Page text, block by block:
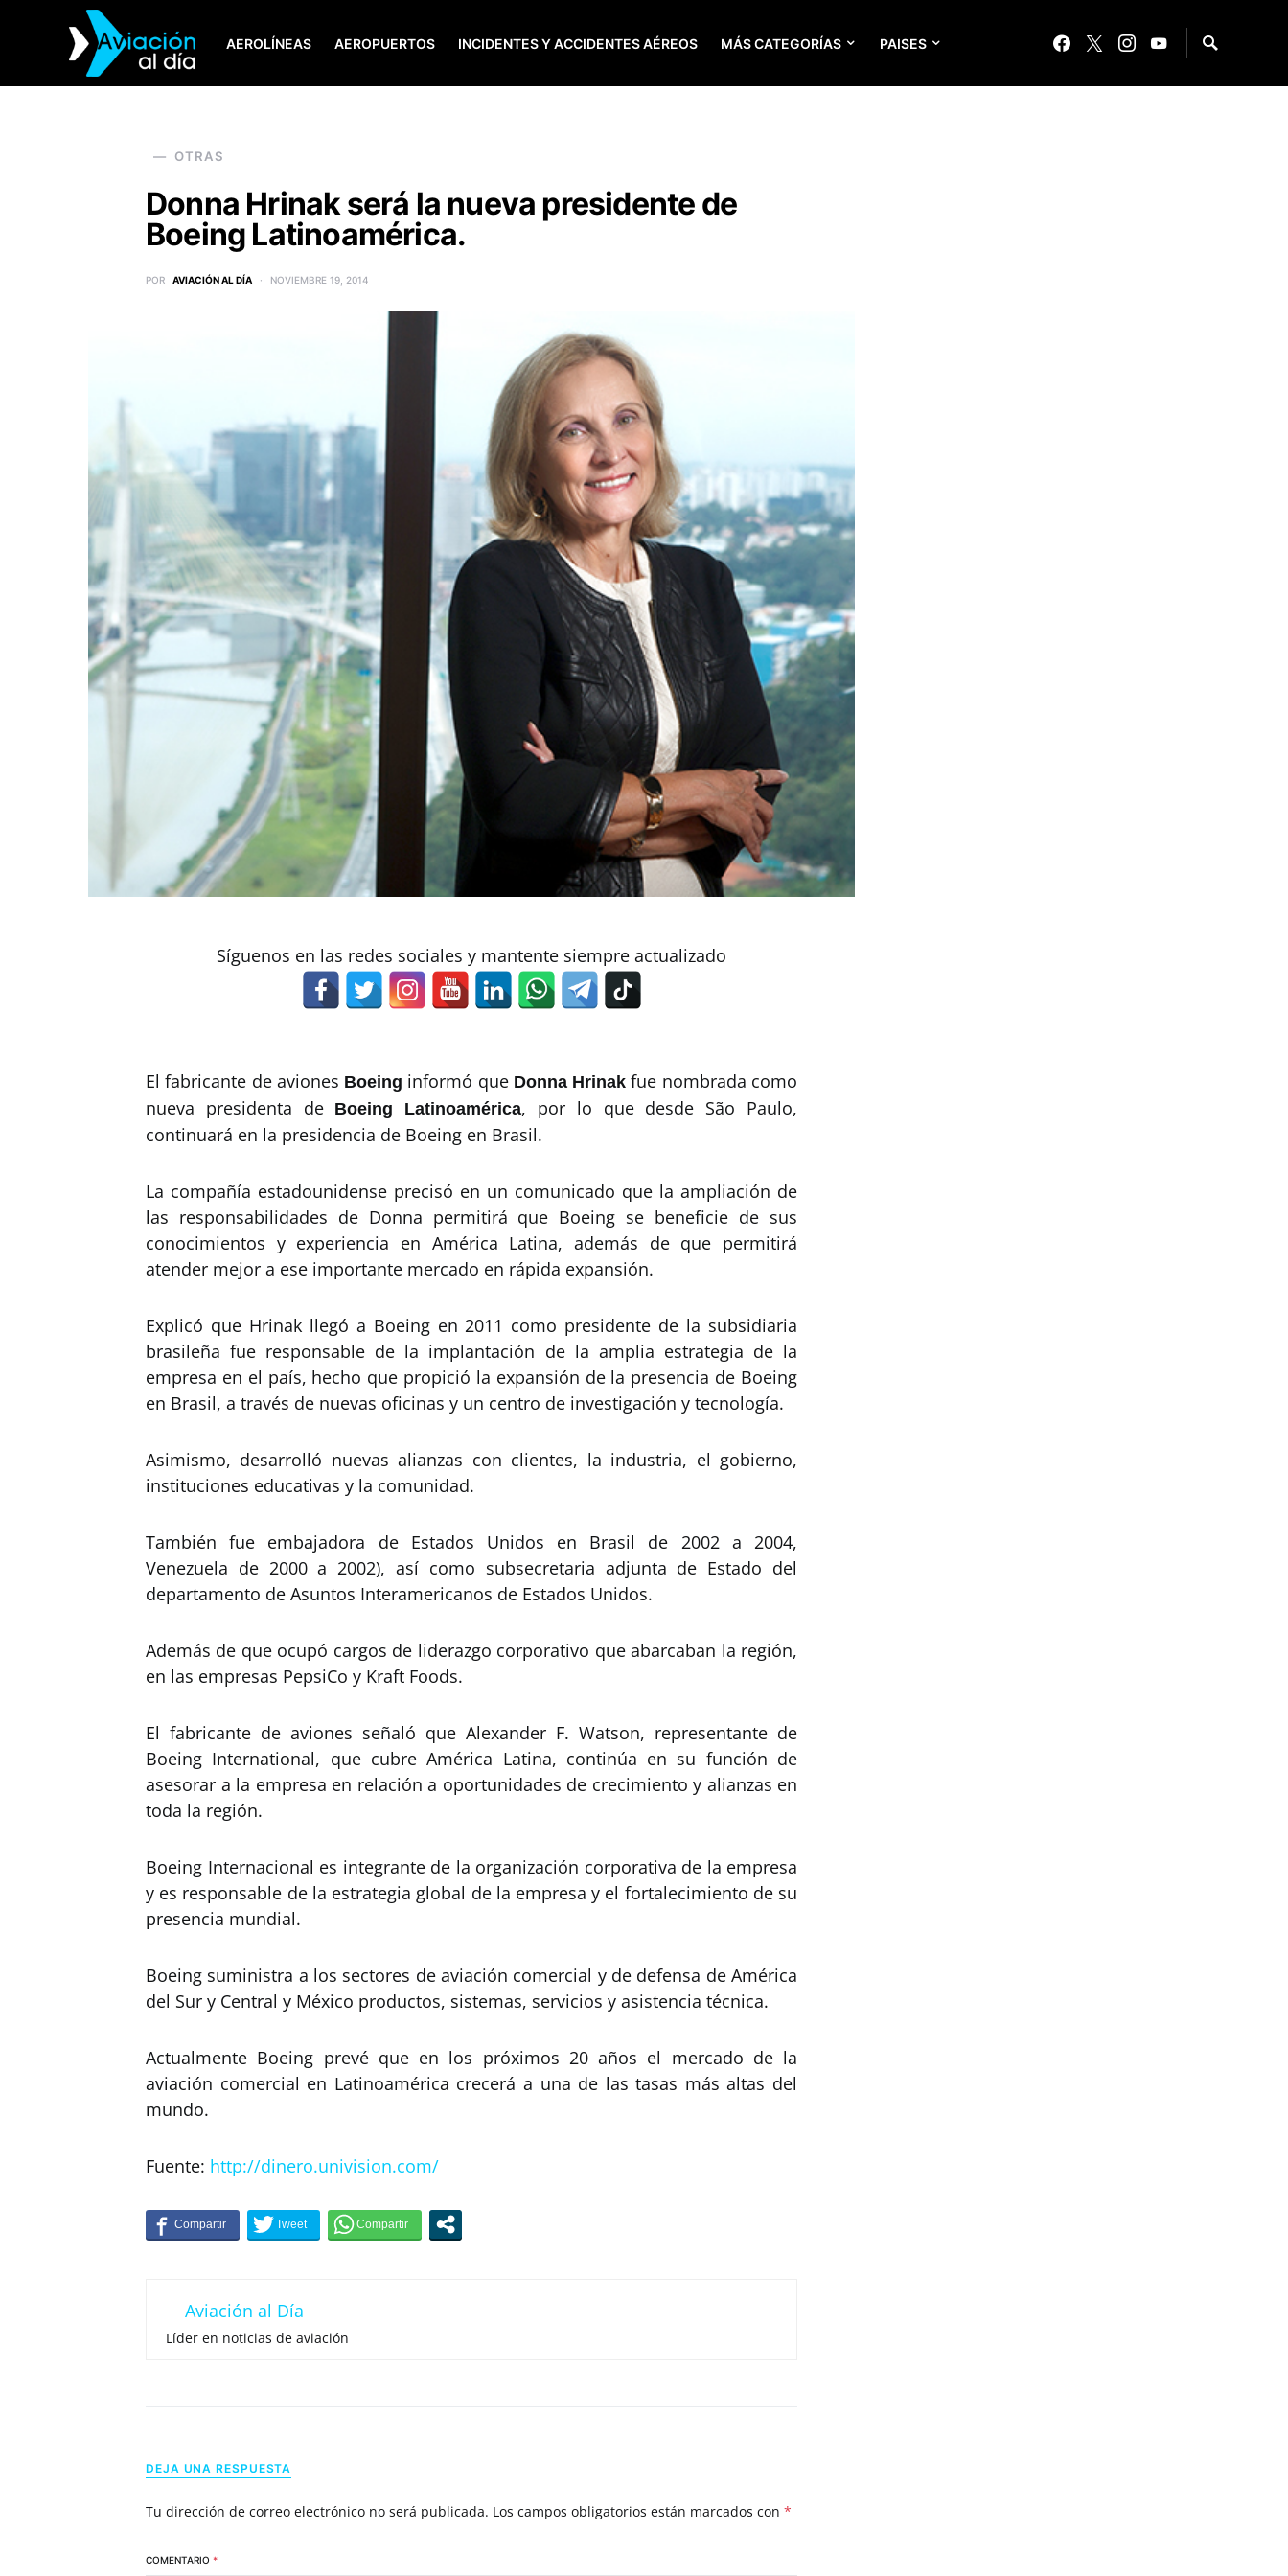
AEROLÍNEAS AEROPUERTOS INCIDENTES Y ACCIDENTES AÉREOS MÁS CATEGORÍAS PAISES
SEARCH FOR:
OTRAS
Donna Hrinak será la nueva presidente de
Boeing Latinoamérica.
POR AVIACIÓN AL DÍA NOVIEMBRE 19, 2014
Síguenos en las redes sociales y mantente siempre actualizado
El fabricante de aviones Boeing informó queDonna Hrinak fue nombrada como
nueva presidenta de Boeing Latinoamérica, por lo que desde São Paulo,
continuará en la presidencia de Boeing en Brasil.
La compañía estadounidense precisó en un comunicado que la ampliación de
las responsabilidades de Donna permitirá que Boeing se beneficie de sus
conocimientos y experiencia en América Latina, además de que permitirá
atender mejor a ese importante mercado en rápida expansión.
Explicó que Hrinak llegó a Boeing en 2011 como presidente de la subsidiaria
brasileña fue responsable de la implantación de la amplia estrategia de la
empresa en el país, hecho que propició la expansión de la presencia de Boeing
en Brasil, a través de nuevas oficinas y un centro de investigación y tecnología.
Asimismo, desarrolló nuevas alianzas con clientes, la industria, el gobierno,
instituciones educativas y la comunidad.
También fue embajadora de Estados Unidos en Brasil de 2002 a 2004,
Venezuela de 2000 a 2002), así como subsecretaria adjunta de Estado del
departamento de Asuntos Interamericanos de Estados Unidos.
Además de que ocupó cargos de liderazgo corporativo que abarcaban la región,
en las empresas PepsiCo y Kraft Foods.
El fabricante de aviones señaló que Alexander F. Watson, representante de
Boeing International, que cubre América Latina, continúa en su función de
asesorar a la empresa en relación a oportunidades de crecimiento y alianzas en
toda la región.
Boeing Internacional es integrante de la organización corporativa de la empresa
y es responsable de la estrategia global de la empresa y el fortalecimiento de su
presencia mundial.
Boeing suministra a los sectores de aviación comercial y de defensa de América
del Sur y Central y México productos, sistemas, servicios y asistencia técnica.
Actualmente Boeing prevé que en los próximos 20 años el mercado de la
aviación comercial en Latinoamérica crecerá a una de las tasas más altas del
mundo.
Fuente: http://dinero.univision.com/
Aviación al Día
Líder en noticias de aviación
DEJA UNA RESPUESTA
Tu dirección de correo electrónico no será publicada. Los campos obligatorios están marcados con *
COMENTARIO *